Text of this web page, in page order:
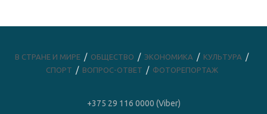
В СТРАНЕ И МИРЕ ОБЩЕСТВО ЭКОНОМИКА
КУЛЬТУРА
СПОРТ
ВОПРОС-ОТВЕТ ФОТОРЕПОРТАЖ
+375 29 116 0000 (Viber)